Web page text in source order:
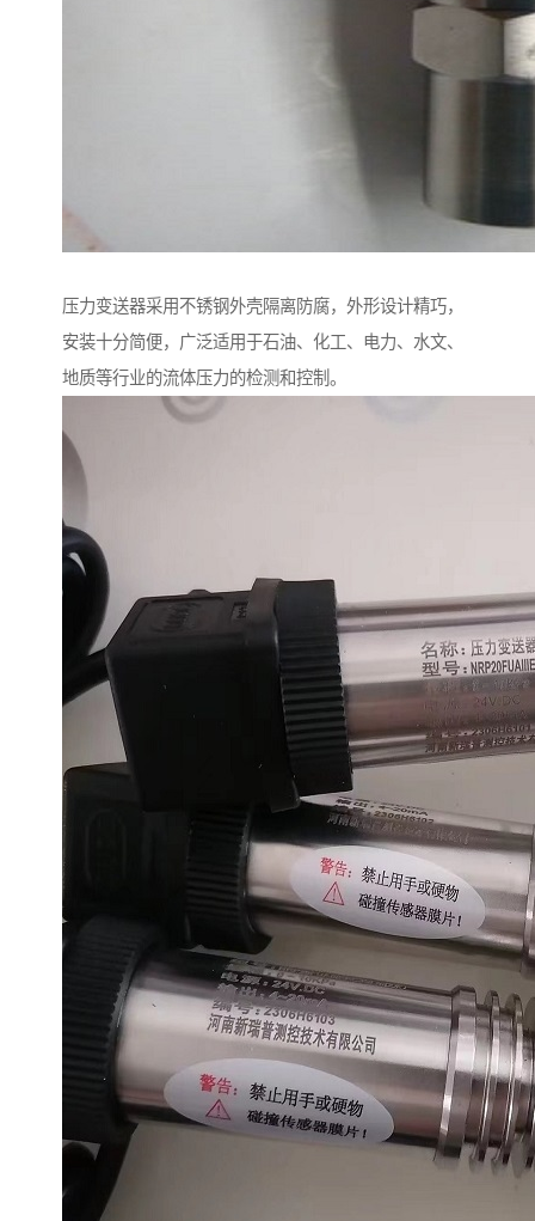
压力变送器采用不锈钢外壳隔离防腐，外形设计精巧，
安装十分简便，广泛适用于石油、化工、电力、水文、
地质等行业的流体压力的检测和控制。